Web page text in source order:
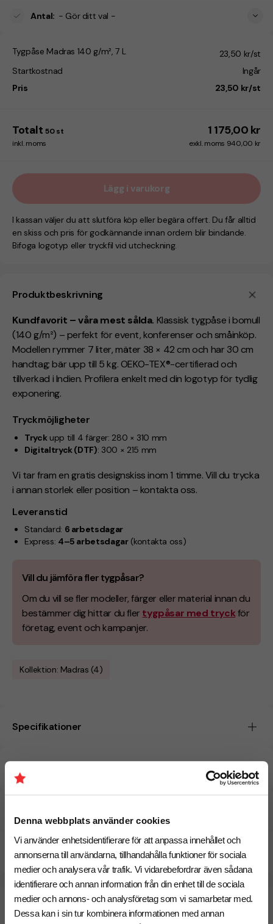
Denna webbplats använder cookies
Vi använder enhetsidentifierare för att anpassa innehållet och
annonserna till användarna, tillhandahålla funktioner för sociala
medier och analysera vår trafik. Vi vidarebefordrar även sådana
identifierare och annan information från din enhet till de sociala
medier och annons- och analysföretag som vi samarbetar med.
Dessa kan i sin tur kombinera informationen med annan
Produktbeskrivning
Kundfavorit – våra mest sålda. Klassisk tygpåse i bomull
(140 g/m²) – perfekt för event, konferenser och småinköp.
Modellen rymmer 7 liter, mäter 38 × 42 cm och har 30 cm
handtag; bär upp till 5 kg. OEKO-TEX®-certifierad och
tillverkad i Indien. Profilera enkelt med din logotyp för tydlig
exponering.
Tryckmöjligheter
Tryckupp till 4 färger: 280 × 310 mm
Digitaltryck (DTF): 300 × 215 mm
Vi tar fram en gratis designskiss inom 1 timme. Vill du trycka
i annan storlek eller position – kontakta oss.
Leveranstid
Standard: 6 arbetsdagar
Express: 4–5 arbetsdagar(kontakta oss)
Vill du jämföra fler tygpåsar?
Om du vill se fler modeller, färger eller material innan du
bestämmer dig hittar du fler tygpåsar med tryckför
företag, event och kampanjer.
Kollektion: Madras (4)
Specifikationer
CO₂e -avtryck
Antal: - Gör ditt val -
Tygpåse Madras 140 g/m², 7 L
23,50 kr/st
Startkostnad
Ingår
Pris
23,50 kr/st
Totalt 50 st 1 175,00 kr
inkl. moms exkl. moms 940,00 kr
Lägg i varukorg
I kassan väljer du att slutföra köp eller begära offert. Du får alltid
en skiss och pris för godkännande innan ordern blir bindande.
Bifoga logotyp eller tryckfil vid utcheckning.
Beräknad leveranstid: 6 arbetsdagar
Snabbare leverans? Kontakta oss.